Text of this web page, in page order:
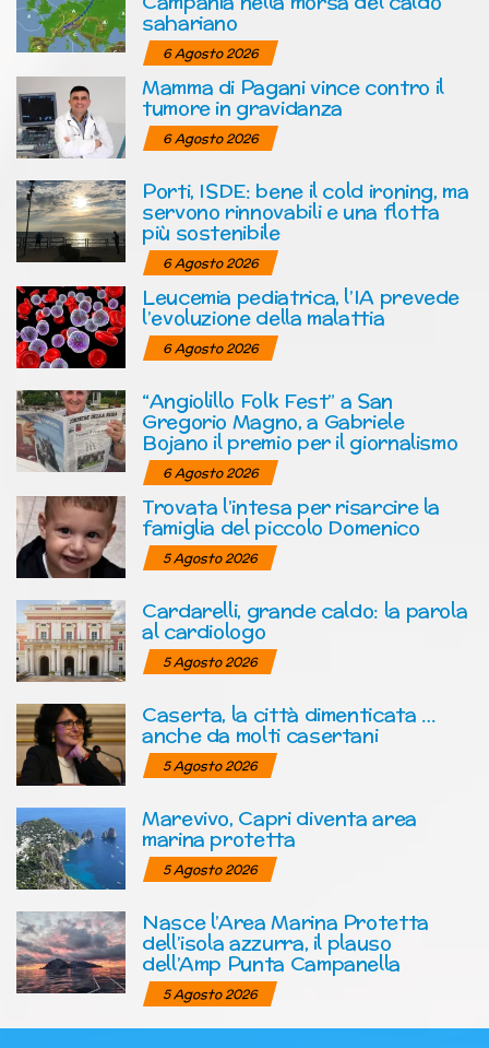
sahariano
6 Agosto 2026
Mamma di Pagani vince contro il
tumore in gravidanza
6 Agosto 2026
Porti, ISDE: bene il cold ironing, ma
servono rinnovabili e una flotta
più sostenibile
6 Agosto 2026
Leucemia pediatrica, l’IA prevede
l’evoluzione della malattia
6 Agosto 2026
“Angiolillo Folk Fest” a San
Gregorio Magno, a Gabriele
Bojano il premio per il giornalismo
6 Agosto 2026
Trovata l’intesa per risarcire la
famiglia del piccolo Domenico
5 Agosto 2026
Cardarelli, grande caldo: la parola
al cardiologo
5 Agosto 2026
Caserta, la città dimenticata …
anche da molti casertani
5 Agosto 2026
Marevivo, Capri diventa area
marina protetta
5 Agosto 2026
Nasce l’Area Marina Protetta
dell’isola azzurra, il plauso
dell’Amp Punta Campanella
5 Agosto 2026